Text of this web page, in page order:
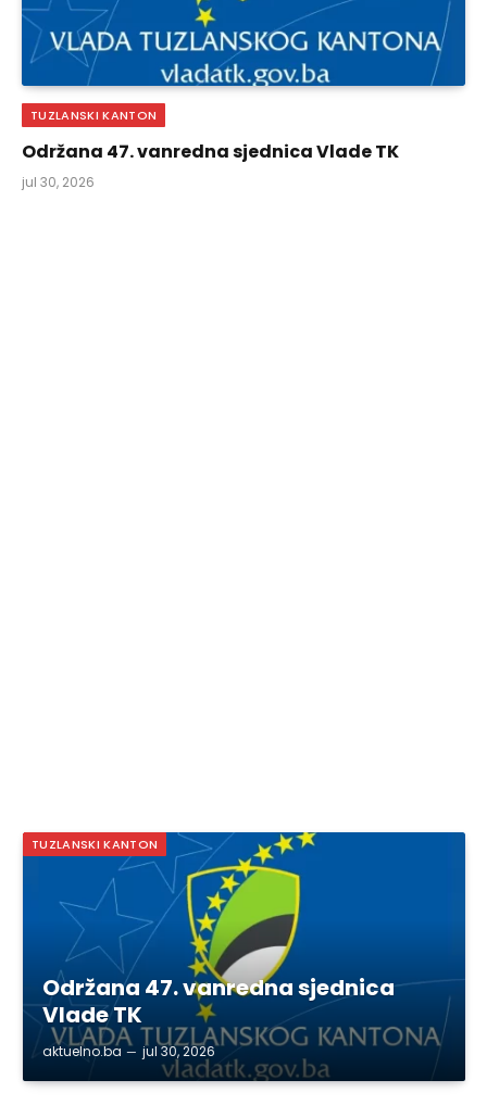
TUZLANSKI KANTON
Održana 47. vanredna sjednica Vlade TK
jul 30, 2026
TUZLANSKI KANTON
Održana 47. vanredna sjednica
Vlade TK
aktuelno.ba jul 30, 2026